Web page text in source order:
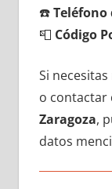
☎️Teléfono
📮 Código
Si
ο contactar
Zaragoza,
datos